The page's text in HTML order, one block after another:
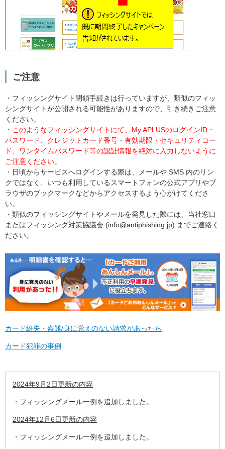
ご注意
・フィッシングサイト閉鎖手続きは行っていますが、類似のフィッ
シングサイトが公開される可能性がありますので、引き続きご注意
ください。
・このようなフィッシングサイトにて、My APLUSのログインID・
パスワード、クレジットカード番号・有効期限・セキュリティコー
ド、ワンタイムパスワード等の認証情報を絶対に入力しないように
ご注意ください。
・日頃からサービスへログインする際は、メールや SMS 内のリン
クではなく、いつも利用しているスマートフォンの公式アプリやブ
ラウザのブックマークなどからアクセスするよう心がけてくださ
い。
・類似のフィッシングサイトやメールを発見した際には、当社窓口
またはフィッシング対策協議会 (info@antiphishing.jp) までご連絡く
ださい。
カード紛失・盗難/身に覚えのない請求があったら
カード犯罪の事例
2024年9月2日更新の内容
・フィッシングメール一例を追加しました。
2024年12月6日更新の内容
・フィッシングメール一例を追加しました。